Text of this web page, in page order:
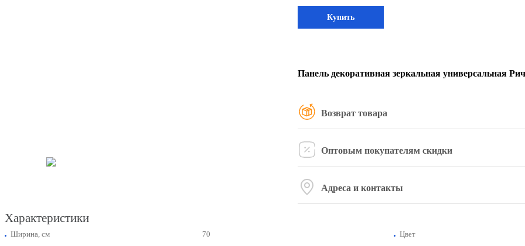
Купить
Панель декоративная зеркальная универсальная
Возврат товара
Оптовым покупателям скидки
Адреса и контакты
Характеристики
Ширина, см 70
Цвет